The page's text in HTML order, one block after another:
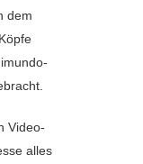
dem
Video-
alles